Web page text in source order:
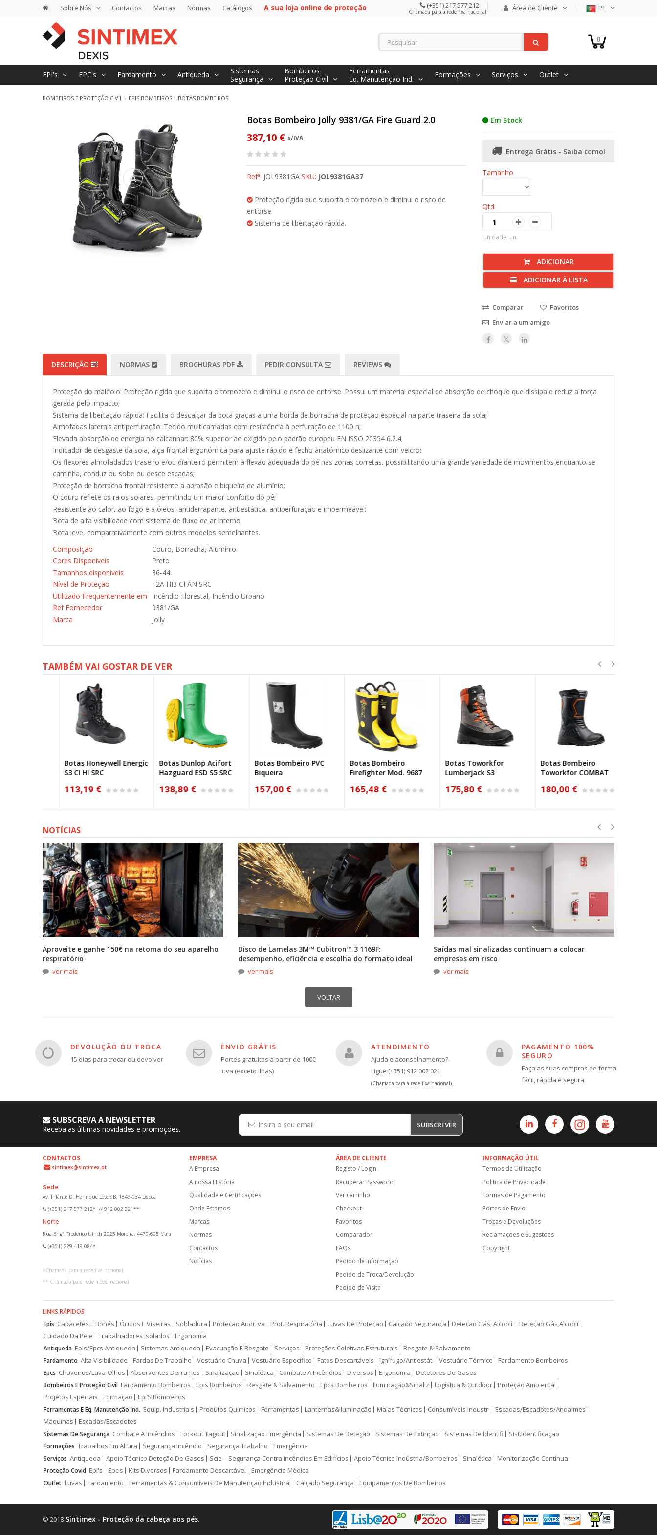
Sobre Nós Contactos Marcas Normas Catálogos A sua loja online de proteção (+351) 217 577 212
Chamada para a rede fixa nacional Área de Cliente PT
0
EPI's EPC's Fardamento Antiqueda
Sistemas
Segurança
Bombeiros
Proteção Civil
Ferramentas
Eq. Manutenção Ind.
Formações Serviços Outlet
BOMBEIROS E PROTEÇÃO CIVIL EPIS BOMBEIROS BOTAS BOMBEIROS
Botas Bombeiro Jolly 9381/GA Fire Guard 2.0
387,10 € s/IVA
Refª: JOL9381GA SKU: JOL9381GA37
Proteção rígida que suporta o tornozelo e diminui o risco de
entorse.
Sistema de libertação rápida.
Em Stock
Entrega Grátis - Saiba como!
Tamanho
Qtd:
Unidade: un.
ADICIONAR
ADICIONAR À LISTA
Comparar
Favoritos
Enviar a um amigo
DESCRIÇÃO NORMAS BROCHURAS PDF PEDIR CONSULTA REVIEWS
Proteção do maléolo: Proteção rígida que suporta o tornozelo e diminui o risco de entorse. Possui um material especial de absorção de choque que dissipa e reduz a força
gerada pelo impacto;
Sistema de libertação rápida: Facilita o descalçar da bota graças a uma borda de borracha de proteção especial na parte traseira da sola;
Almofadas laterais antiperfuração: Tecido multicamadas com resistência à perfuração de 1100 n;
Elevada absorção de energia no calcanhar: 80% superior ao exigido pelo padrão europeu EN ISSO 20354 6.2.4;
Indicador de desgaste da sola, alça frontal ergonómica para ajuste rápido e fecho anatómico deslizante com velcro;
Os flexores almofadados traseiro e/ou dianteiro permitem a flexão adequada do pé nas zonas corretas, possibilitando uma grande variedade de movimentos enquanto se
caminha, conduz ou sobe ou desce escadas;
Proteção de borracha frontal resistente a abrasão e biqueira de alumínio;
O couro reflete os raios solares, permitindo um maior conforto do pé;
Resistente ao calor, ao fogo e a óleos, antiderrapante, antiestática, antiperfuração e impermeável;
Bota de alta visibilidade com sistema de fluxo de ar interno;
Bota leve, comparativamente com outros modelos semelhantes.
Composição
Couro, Borracha, Alumínio
Cores Disponíveis
Preto
Tamanhos disponíveis
36-44
Nível de Proteção
F2A HI3 CI AN SRC
Utilizado Frequentemente em
Incêndio Florestal, Incêndio Urbano
Ref Fornecedor
9381/GA
Marca
Jolly
TAMBÉM VAI GOSTAR DE VER
Botas Honeywell Energic
S3 CI HI SRC
113,19 €
Botas Dunlop Acifort
Hazguard ESD S5 SRC
138,89 €
Botas Bombeiro PVC
Biqueira
157,00 €
Botas Bombeiro
Firefighter Mod. 9687
165,48 €
NOVO
Botas Toworkfor
Lumberjack S3
175,80 €
Botas Bombeiro
Toworkfor COMBAT
180,00 €
NOTÍCIAS
Aproveite e ganhe 150€ na retoma do seu aparelho
respiratório
ver mais
Disco de Lamelas 3M™ Cubitron™ 3 1169F:
desempenho, eficiência e escolha do formato ideal
ver mais
Saídas mal sinalizadas continuam a colocar
empresas em risco
ver mais
DEVOLUÇÃO OU TROCA
15 dias para trocar ou devolver
ENVIO GRÁTIS
Portes gratuitos a partir de 100€
+iva (exceto Ilhas)
ATENDIMENTO
Ajuda e aconselhamento?
Ligue (+351) 912 002 021
(Chamada para a rede fixa nacional)
PAGAMENTO 100%
SEGURO
Faça as suas compras de forma
fácil, rápida e segura
SUBSCREVA A NEWSLETTER
Receba as últimas novidades e promoções. SUBSCREVER
CONTACTOS
sintimex@sintimex.pt
Sede
Av. Infante D. Henrique Lote 9B, 1849-034 Lisboa
(+351) 217 577 212* // 912 002 021**
Norte
Rua Engº. Frederico Ulrich 2025 Moreira, 4470-605 Maia
(+351) 229 419 084*
*Chamada para a rede fixa nacional
** Chamada para rede móvel nacional
EMPRESA
A Empresa
A nossa História
Qualidade e Certificações
Onde Estamos
Marcas
Normas
Contactos
Notícias
ÁREA DE CLIENTE
Registo / Login
Recuperar Password
Ver carrinho
Checkout
Favoritos
Comparador
FAQs
Pedido de Informação
Pedido de Troca/Devolução
Pedido de Visita
INFORMAÇÃO ÚTIL
Termos de Utilização
Politica de Privacidade
Formas de Pagamento
Portes de Envio
Trocas e Devoluções
Reclamações e Sugestões
Copyright
LINKS RÁPIDOS
Epis Capacetes E Bonés Óculos E Viseiras Soldadura Proteção Auditiva Prot. Respiratória Luvas De Proteção Calçado Segurança Deteção Gás, Alcoolí.
Deteção Gás,Alcooli.
Cuidado Da Pele
Trabalhadores Isolados Ergonomia
Antiqueda Epis/Epcs Antiqueda Sistemas Antiqueda Evacuação E Resgate Serviços Proteções Coletivas Estruturais Resgate & Salvamento
Fardamento Alta Visibilidade Fardas De Trabalho Vestuário Chuva Vestuário Específico Fatos Descartáveis Ignífugo/Antiestát. Vestuário Térmico Fardamento Bombeiros
Epcs Chuveiros/Lava-Olhos Absorventes Derrames Sinalização Sinalética Combate A Incêndios Diversos Ergonomia Detetores De Gases
Bombeiros E Proteção Civil Fardamento Bombeiros Epis Bombeiros Resgate & Salvamento Epcs Bombeiros Iluminação&Sinaliz Logística & Outdoor
Proteção Ambiental
Projetos Especiais
Formação Epi’S Bombeiros
Ferramentas E Eq. Manutenção Ind. Equip. Industriais Produtos Químicos Ferramentas Lanternas&Iluminação Malas Técnicas Consumíveis Industr.
Escadas/Escadotes/Andaimes
Máquinas
Escadas/Escadotes
Sistemas De Segurança Combate A Incêndios Lockout Tagout Sinalização Emergência Sistemas De Deteção Sistemas De Extinção Sistemas De Identifi Sist.Identificação
Formações Trabalhos Em Altura Segurança Incêndio Segurança Trabalho Emergência
Serviços Antiqueda Apoio Técnico Deteção De Gases Scie – Segurança Contra Incêndios Em Edifícios Apoio Técnico Indústria/Bombeiros Sinalética Monitorização Contínua
Proteção Covid Epi's Epc's Kits Diversos Fardamento Descartável Emergência Médica
Outlet Luvas Fardamento Ferramentas & Consumíveis De Manutenção Industrial Calçado Segurança Equipamentos De Bombeiros
© 2018 Sintimex - Proteção da cabeça aos pés.